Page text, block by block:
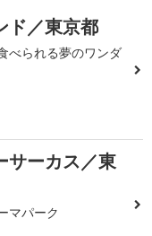
ド／東京都
べられる夢のワンダ
サーカス／東
マパーク